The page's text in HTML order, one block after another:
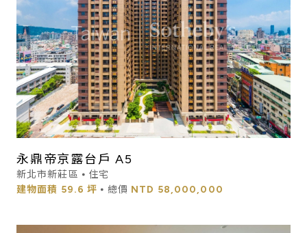
永鼎帝京露台戶 A5
新北市新莊區 ⦁ 住宅
建物面積 59.6 坪 ⦁ 總價 NTD 58,000,000